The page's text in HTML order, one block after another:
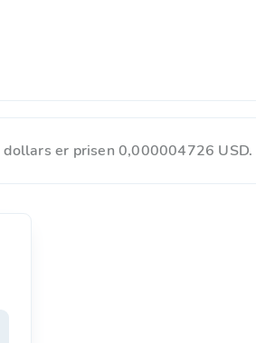
er prisen 0,000004726 USD.